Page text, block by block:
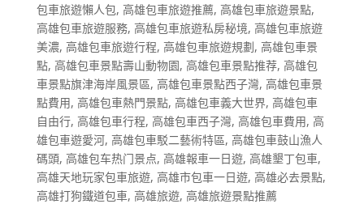
包車旅遊懶人包, 高雄包車旅遊推薦, 高雄包車旅遊景點,
高雄包車旅遊服務, 高雄包車旅遊私房秘境, 高雄包車旅遊
美濃, 高雄包車旅遊行程, 高雄包車旅遊規劃, 高雄包車景
點, 高雄包車景點壽山動物園, 高雄包車景點推荐, 高雄包
車景點旗津海岸風景區, 高雄包車景點西子灣, 高雄包車景
點費用, 高雄包車熱門景點, 高雄包車義大世界, 高雄包車
自由行, 高雄包車行程, 高雄包車西子灣, 高雄包車費用, 高
雄包車遊愛河, 高雄包車駁二藝術特區, 高雄包車鼓山漁人
碼頭, 高雄包车热门景点, 高雄報車一日遊, 高雄墾丁包車,
高雄天地玩家包車旅遊, 高雄市包車一日遊, 高雄必去景點,
高雄打狗鐵道包車, 高雄旅遊, 高雄旅遊景點推薦